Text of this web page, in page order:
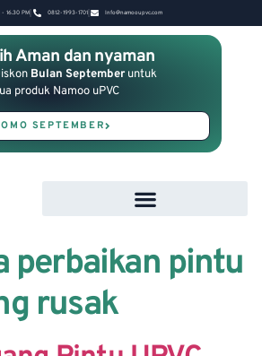
- 16.30 PM 0812-1993-1701 Info@namooupvc.com
Aman dan nyaman
Bulan September untuk
produk Namoo uPVC
SEPTEMBER
perbaikan pintu
rusak